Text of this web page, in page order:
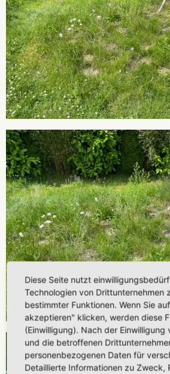
Diese Seite nutzt
Technologien von Drittunternehmen
bestimmter Funktionen. Wenn Sie
akzeptieren" klicken, werden diese
(Einwilligung). Nach der Einwilligung
und die betroffenen
personenbezogenen Daten für
Detaillierte Informationen zu Zweck,